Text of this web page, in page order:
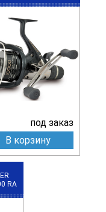
под заказ
В корзину
RA